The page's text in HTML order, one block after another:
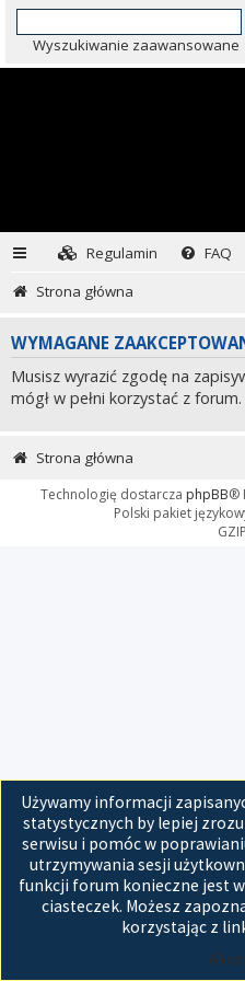
Wyszukiwanie zaawansowane
Regulamin
FAQ
Strona główna
WYMAGANE
Musisz wyrazić zgodę na
mógł w pełni korzystać z forum.
Używamy informacji
statystycznych by lepiej
serwisu i pomóc w
utrzymywania sesji
funkcji forum konieczne jest
ciasteczek. Możesz
korzystając z
Strona główna
Technologię dostarcza phpBB®
Polski pakiet